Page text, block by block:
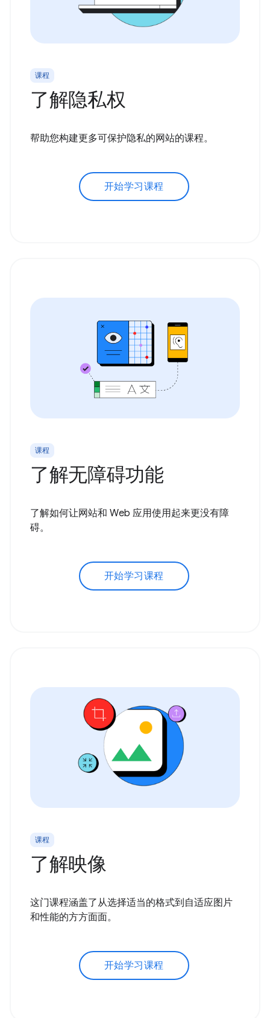
课程
了解隐私权
帮助您构建更多可保护隐私的网站的课程。
开始学习课程
课程
了解无障碍功能
了解如何让网站和 Web 应用使用起来更没有障
碍。
开始学习课程
课程
了解映像
这门课程涵盖了从选择适当的格式到自适应图片
和性能的方方面面。
开始学习课程